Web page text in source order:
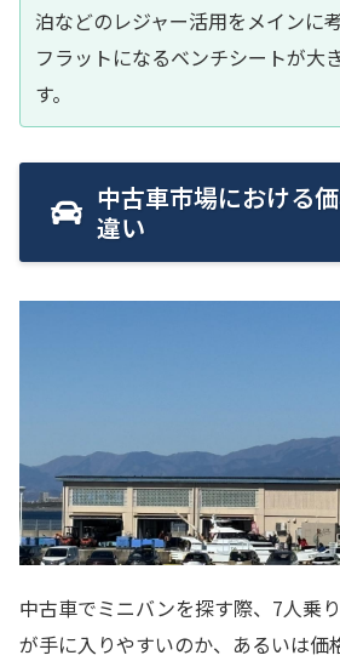
泊などのレジャー活用をメインに
フラットになるベンチシートが大
す。
中古車市場における
違い
中古車でミニバンを探す際、7人乗
が手に入りやすいのか、あるいは価